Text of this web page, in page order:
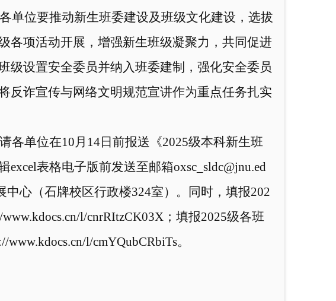
各单位要推动新生班委建设及班级文化建设，选拔
各项活动开展，增强新生班级凝聚力，共同促进
级设置安全委员并纳入班委建制，强化安全委员
反诈宣传与网络文明规范宣讲作为重点任务扎实
请各单位在10月 14日前报送《2025级本科新生班
excel表格电子版前发送至邮箱oxsc_sldc@jnu.ed
中心（石牌校区行政楼324室）。同时，填报202
l/cnrRItzCK03X；填报2025级各班
www.kdocs.cn/l/cmYQubCRbiTs。